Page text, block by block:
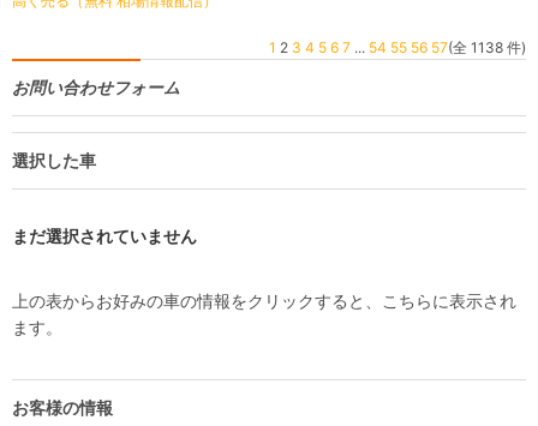
1 2 3 4 5 6 7 ... 54 55 56 57(全 1138 件)
お問い合わせフォーム
選択した車
まだ選択されていません
上の表からお好みの車の情報をクリックすると、こちらに表示され
ます。
お客様の情報